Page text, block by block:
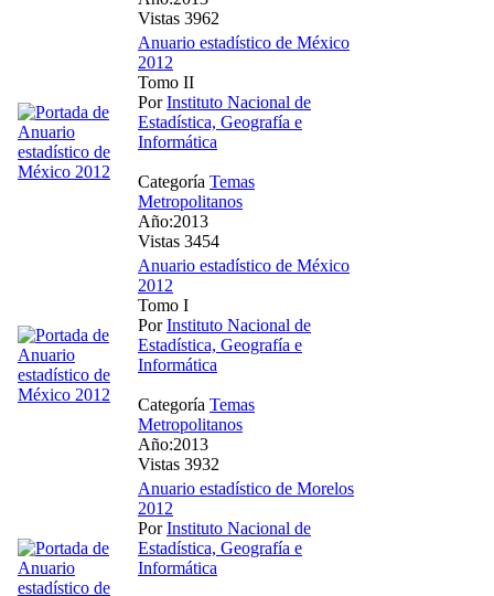
Vistas 3962
Anuario estadístico de México
2012
Tomo II
PorInstituto Nacional de
Estadística, Geografía e
Informática
Categoría Temas
Metropolitanos
Año:2013
Vistas 3454
Anuario estadístico de México
2012
Tomo I
PorInstituto Nacional de
Estadística, Geografía e
Informática
Categoría Temas
Metropolitanos
Año:2013
Vistas 3932
Anuario estadístico de Morelos
2012
PorInstituto Nacional de
Estadística, Geografía e
Informática